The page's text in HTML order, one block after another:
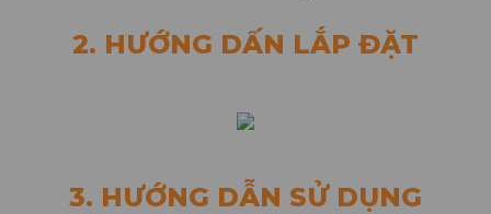
2. HƯỚNG DẤN LẮP ĐẶT
3. HƯỚNG DẪN SỬ DỤNG